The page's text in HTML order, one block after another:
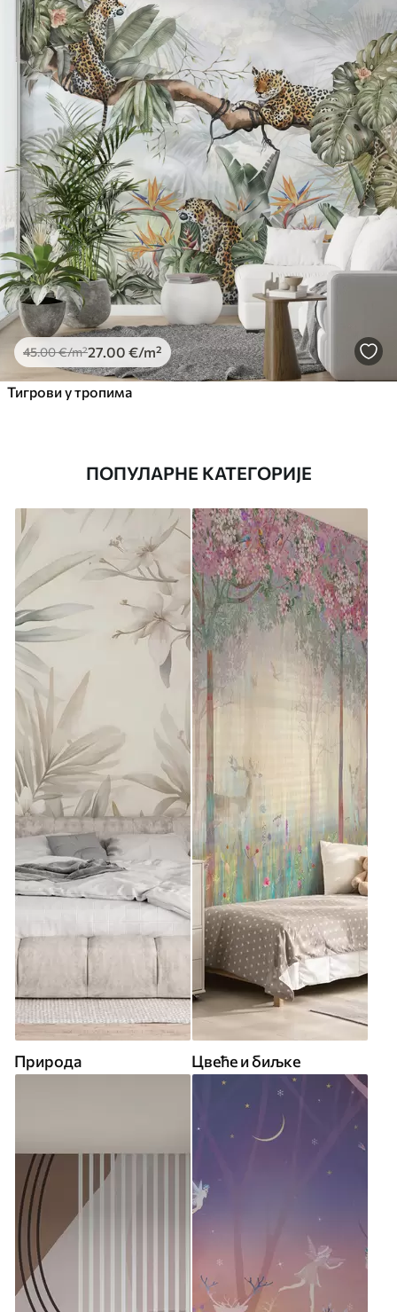
45.00€/m²27 .00 €/m²
Тигрови у тропима
ПОПУЛАРНЕ КАТЕГОРИЈЕ
Природа Цвеће и биљке